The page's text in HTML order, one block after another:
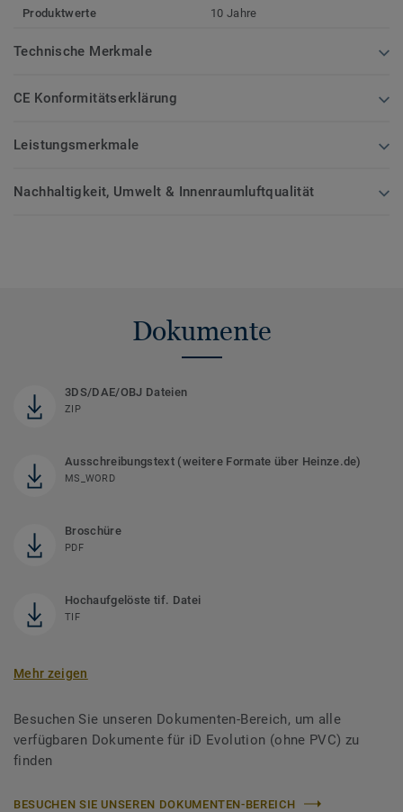
Produktwerte 10 Jahre
Technische Merkmale
CE Konformitätserklärung
Leistungsmerkmale
Nachhaltigkeit, Umwelt & Innenraumluftqualität
Dokumente
3DS/DAE/OBJ Dateien
ZIP
Ausschreibungstext (weitere Formate über Heinze.de)
MS_WORD
Broschüre
PDF
Hochaufgelöste tif. Datei
TIF
Mehr zeigen
Besuchen Sie unseren Dokumenten-Bereich, um alle
verfügbaren Dokumente für iD Evolution (ohne PVC) zu
finden
BESUCHEN SIE UNSEREN DOKUMENTEN-BEREICH